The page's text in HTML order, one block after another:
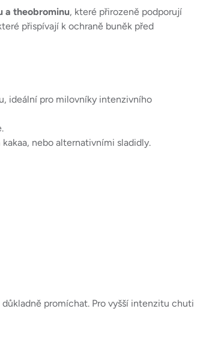
a theobrominu, které přirozeně podporují
přispívají k ochraně buněk před
ideální pro milovníky intenzivního
nebo alternativními sladidly.
promíchat. Pro vyšší intenzitu chuti